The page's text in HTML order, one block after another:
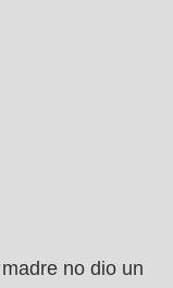
no dio un